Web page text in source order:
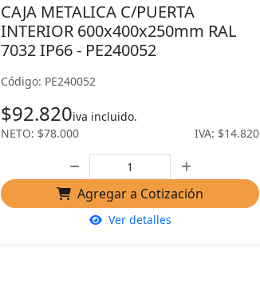
CAJA METALICA C/PUERTA
INTERIOR 600x400x250mm RAL
7032 IP66 - PE240052
Código: PE240052
$92.820iva incluido.
NETO: $78.000
IVA: $14.820
Agregar a Cotización
Ver detalles